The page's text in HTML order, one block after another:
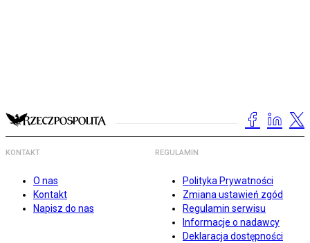
KONTAKT
O nas
Kontakt
Napisz do nas
REGULAMIN
Polityka Prywatności
Zmiana ustawień zgód
Regulamin serwisu
Informacje o nadawcy
Deklaracja dostępności